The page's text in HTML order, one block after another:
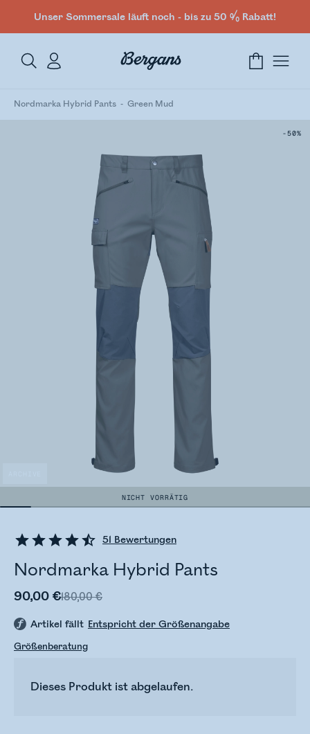
Unser Sommersale läuft noch - bis zu 50 % Rabatt!
Nordmarka Hybrid Pants Green Mud
-50%
NICHT VORRÄTIG
51 Bewertungen
Nordmarka Hybrid Pants
90,00 €180,00 €
Artikel fällt Entspricht der Größenangabe
Größenberatung
Dieses Produkt ist abgelaufen.